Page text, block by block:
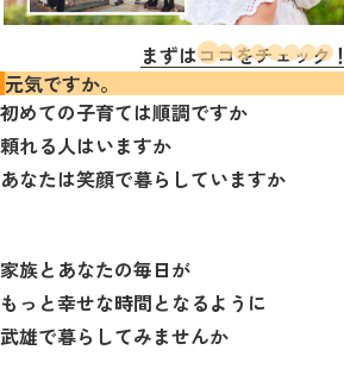
まずはココをチェック！
元気ですか。
初めての子育ては順調ですか
頼れる人はいますか
あなたは笑顔で暮らしていますか
家族とあなたの毎日が
もっと幸せな時間となるように
武雄で暮らしてみませんか